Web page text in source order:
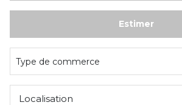
De l'immo pro
De l'immo pro
Estimer
Type de commerce
Localisation